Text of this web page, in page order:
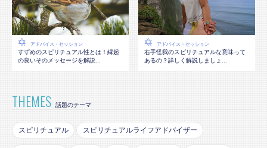
アドバイス・セッション
すずめのスピリチュアル性とは！縁起
の良いそのメッセージを解説...
アドバイス・セッション
右手怪我のスピリチュアルな意味って
あるの？詳しく解説しましょ...
THEMES 話題のテーマ
スピリチュアル スピリチュアルライフアドバイザー